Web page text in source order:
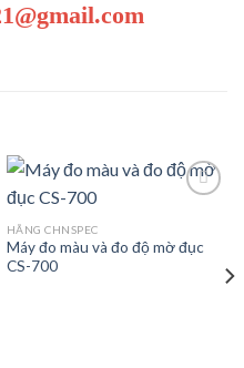
Add to
HÃNG CHNSPEC
Máy đo màu và đo độ mờ đục
CS-700